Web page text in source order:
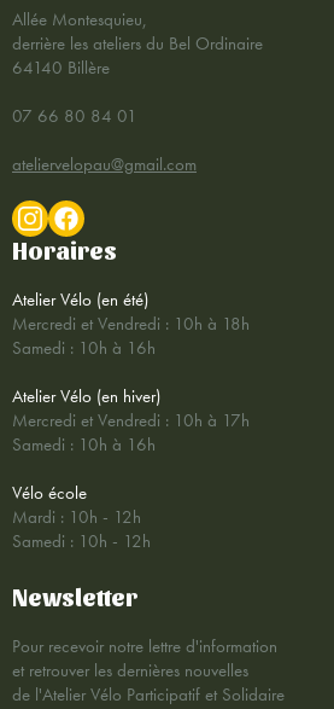
Allée Montesquieu,
derrière les ateliers du Bel Ordinaire
64140 Billère
07 66 80 84 01
ateliervelopau@gmail.com
Horaires
Atelier Vélo (en été)
Mercredi et Vendredi : 10h à 18h
Samedi : 10h à 16h
Atelier Vélo (en hiver)
Mercredi et Vendredi : 10h à 17h
Samedi : 10h à 16h
Vélo école
Mardi : 10h - 12h
Samedi : 10h - 12h
Newsletter
Pour recevoir notre lettre d'information
et retrouver les dernières nouvelles
de l'Atelier Vélo Participatif et Solidaire